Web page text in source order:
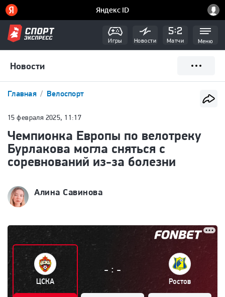
Игры Новости Матчи Меню
Новости
Главная Велоспорт
15 февраля 2025, 11:17
Чемпионка Европы по велотреку
Бурлакова могла сняться с
соревнований из-за болезни
Алина Савинова
ЦСКА
- : -
Ростов